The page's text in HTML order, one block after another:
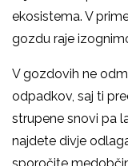
ekosistema. V
gozdu raje
V gozdovih ne
odpadkov, saj ti
strupene snovi pa
najdete divje